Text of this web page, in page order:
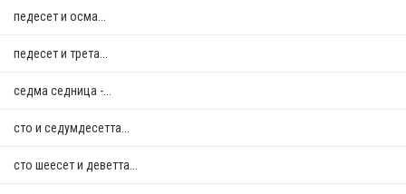
педесет и осма...
педесет и трета...
седма седница -...
сто и седумдесетта...
сто шеесет и деветта...